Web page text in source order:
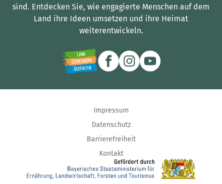
sind. Entdecken Sie, wie engagierte Menschen auf dem
Land ihre Ideen umsetzen und ihre Heimat
weiterentwickeln.
Impressum
Datenschutz
Barrierefreiheit
Kontakt